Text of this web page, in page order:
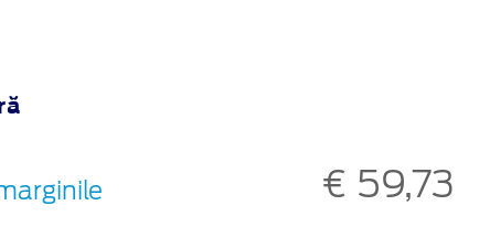
€ 59,73